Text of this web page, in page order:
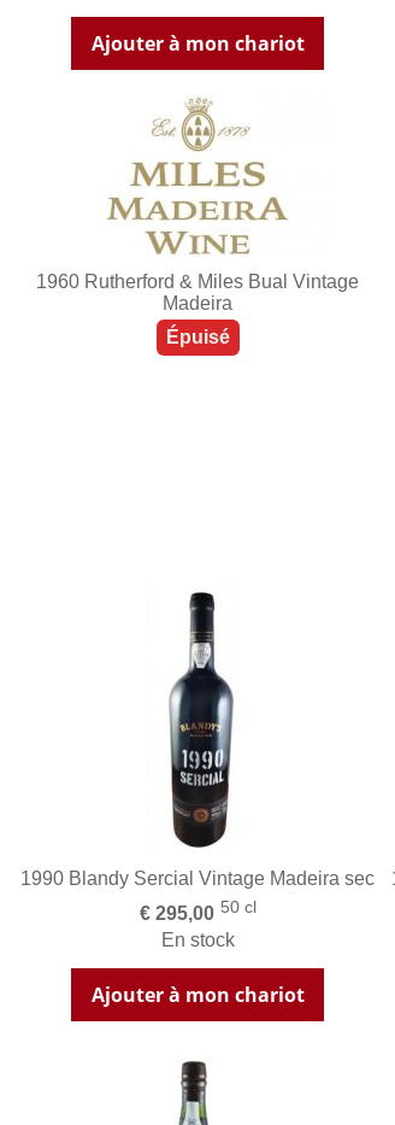
Ajouter à mon chariot
1960 Rutherford & Miles Bual Vintage
Madeira
Épuisé
1990 Blandy Sercial Vintage Madeira sec
€ 295,00 50 cl
En stock
Ajouter à mon chariot